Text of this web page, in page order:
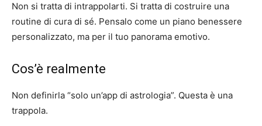
Non si tratta di intrappolarti. Si tratta di costruire una
routine di cura di sé. Pensalo come un piano benessere
personalizzato, ma per il tuo panorama emotivo.
Cos’è realmente
Non definirla “solo un’app di astrologia”. Questa è una
trappola.